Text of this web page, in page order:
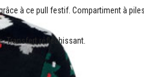
à ce pull festif. Compartiment à
Transfert réfléchissant.